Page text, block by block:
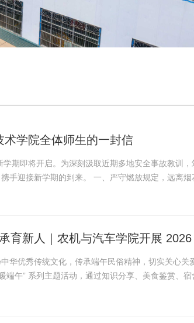
学院全体师生的一封信
期即将开启。为深刻汲取近期多地安全事故教训
手迎接新学期的到来。 一、严守燃放规定，远离
育新人｜农机与汽车学院开展
华优秀传统文化，传承端午民俗精神，切实关心
端午” 系列主题活动，通过知识分享、美食鉴赏、
。知端午：民俗讲堂话传承，文化自信入心田6 月